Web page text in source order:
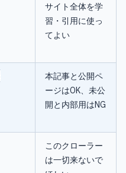
サイト全体を学
習・引用に使っ
てよい
本記事と公開ペ
ージはOK、未公
開と内部用はNG
このクローラー
は一切来ないで